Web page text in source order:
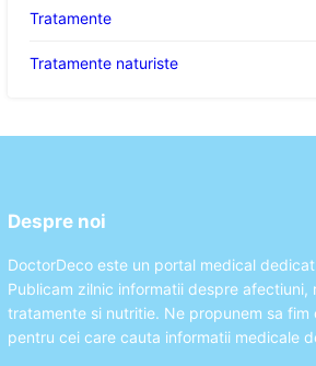
Tratamente
Tratamente naturiste
Despre noi
DoctorDeco este un portal medical
Publicam zilnic informatii despre afectiuni,
tratamente si nutritie. Ne propunem sa fim
pentru cei care cauta informatii medicale